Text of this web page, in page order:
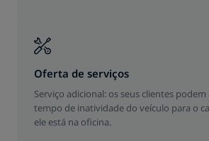
Oferta de serviços
Serviço adicional: os seus clientes
tempo de inatividade do veículo para o
ele está na oficina.